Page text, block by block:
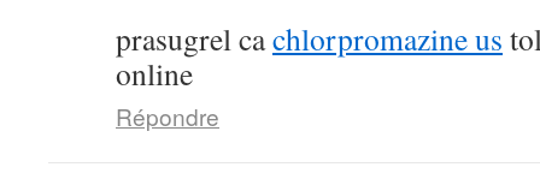
prasugrel cachlorpromazine us
online
Répondre